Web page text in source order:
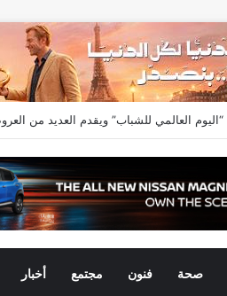
صحة فنون مجتمع أخبار